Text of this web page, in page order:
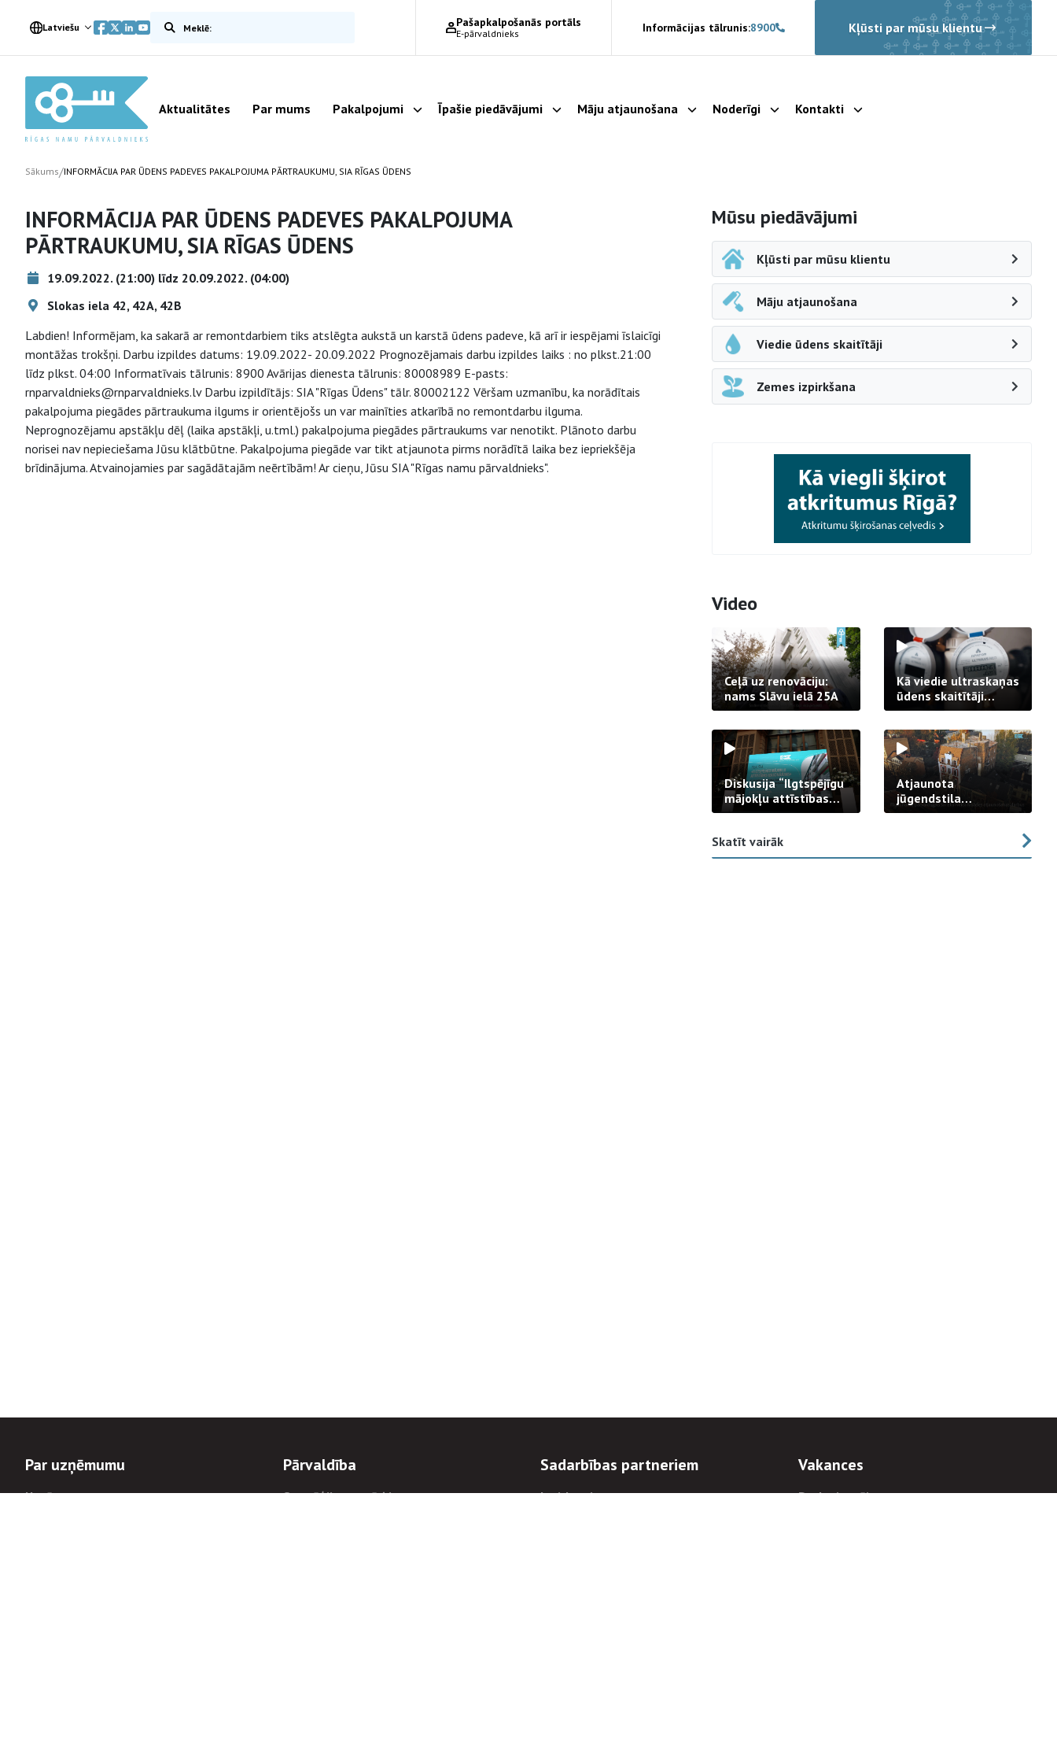
Latviešu Meklēt vietnē Pašapkalpošanās portāls
E-pārvaldnieks Informācijas tālrunis:8900 Kļūsti par mūsu klientu
Aktualitātes Par mums Pakalpojumi Parādīt apakšizvēlni
Īpašie piedāvājumi Parādīt apakšizvēlni
Māju atjaunošana Parādīt apakšizvēlni
Noderīgi Parādīt apakšizvēlni
Kontakti Parādīt apakšizvēlni
Sākums/INFORMĀCIJA PAR ŪDENS PADEVES PAKALPOJUMA PĀRTRAUKUMU, SIA RĪGAS ŪDENS
INFORMĀCIJA PAR ŪDENS PADEVES PAKALPOJUMA
PĀRTRAUKUMU, SIA RĪGAS ŪDENS
19.09.2022. (21:00) līdz 20.09.2022. (04:00)
Slokas iela 42, 42A, 42B
Labdien! Informējam, ka sakarā ar remontdarbiem tiks atslēgta aukstā un karstā ūdens padeve, kā arī ir iespējami īslaicīgi
montāžas trokšņi. Darbu izpildes datums: 19.09.2022- 20.09.2022 Prognozējamais darbu izpildes laiks : no plkst.21:00
līdz plkst. 04:00 Informatīvais tālrunis: 8900 Avārijas dienesta tālrunis: 80008989 E-pasts:
rnparvaldnieks@rnparvaldnieks.lv Darbu izpildītājs: SIA "Rīgas Ūdens" tālr. 80002122 Vēršam uzmanību, ka norādītais
pakalpojuma piegādes pārtraukuma ilgums ir orientējošs un var mainīties atkarībā no remontdarbu ilguma.
Neprognozējamu apstākļu dēļ (laika apstākļi, u.tml.) pakalpojuma piegādes pārtraukums var nenotikt. Plānoto darbu
norisei nav nepieciešama Jūsu klātbūtne. Pakalpojuma piegāde var tikt atjaunota pirms norādītā laika bez iepriekšēja
brīdinājuma. Atvainojamies par sagādātajām neērtībām! Ar cieņu, Jūsu SIA "Rīgas namu pārvaldnieks".
Sāna navigācija
Mūsu piedāvājumi
Kļūsti par mūsu klientu
Māju atjaunošana
Viedie ūdens skaitītāji
Zemes izpirkšana
Video
Ceļā uz renovāciju:
nams Slāvu ielā 25A
Kā viedie ultraskaņas
ūdens skaitītāji
strādā praksē
Diskusija “Ilgtspējīgu
mājokļu attīstības
izaicinājums”
Atjaunota
jūgendstila
arhitektūras pērles
Skatīt vairāk
Par uzņēmumu
Uzņēmums
Pārvaldība
Stratēģija un mērķi
Sadarbības partneriem
Iepirkumi
Vakances
Darba iespējas